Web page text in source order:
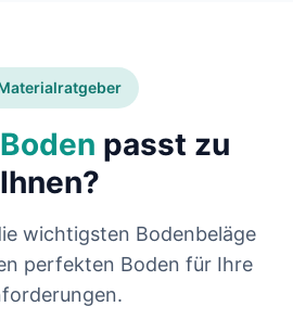
Boden passt zu
Ihnen?
wichtigsten Bodenbeläge
perfekten Boden für Ihre